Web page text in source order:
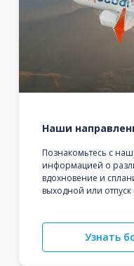
Наши
Познакомьтесь с
информацией о
вдохновение и
выходной или отпуск
Узнать